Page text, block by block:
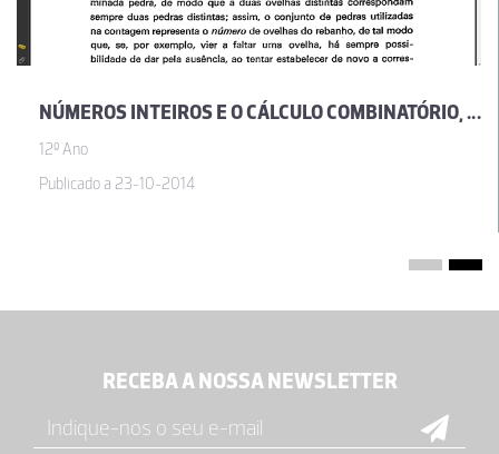
NÚMEROS INTEIROS E O CÁLCULO COMBINATÓRIO, POR JOSÉ SEBASTIÃO E SILVA
12º Ano
Publicado a 23-10-2014
RECEBA A NOSSA NEWSLETTER